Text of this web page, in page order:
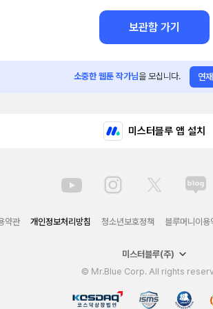
보관함 가기
소중한 웹툰 작가님을 모십니다. 연
미스터블루 앱 설치
약관 개인정보처리방침 청소년보호정책 블루머니이용
미스터블루(주)
© Mr.Blue Corp. All rights